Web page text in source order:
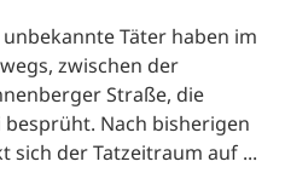
Täter haben im
zwischen der
Straße, die
Nach bisherigen
sich der Tatzeitraum auf ...